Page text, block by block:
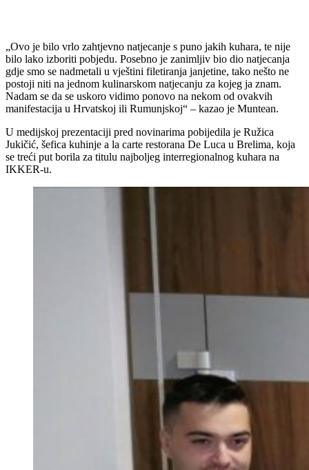
„Ovo je bilo vrlo zahtjevno natjecanje s puno jakih kuhara, te nije
bilo lako izboriti pobjedu. Posebno je zanimljiv bio dio natjecanja
gdje smo se nadmetali u vještini filetiranja janjetine, tako nešto ne
postoji niti na jednom kulinarskom natjecanju za kojeg ja znam.
Nadam se da se uskoro vidimo ponovo na nekom od ovakvih
manifestacija u Hrvatskoj ili Rumunjskoj“ – kazao je Muntean.
U medijskoj prezentaciji pred novinarima pobijedila je Ružica
Jukičić, šefica kuhinje a la carte restorana De Luca u Brelima, koja
se treći put borila za titulu najboljeg interregionalnog kuhara na
IKKER-u.